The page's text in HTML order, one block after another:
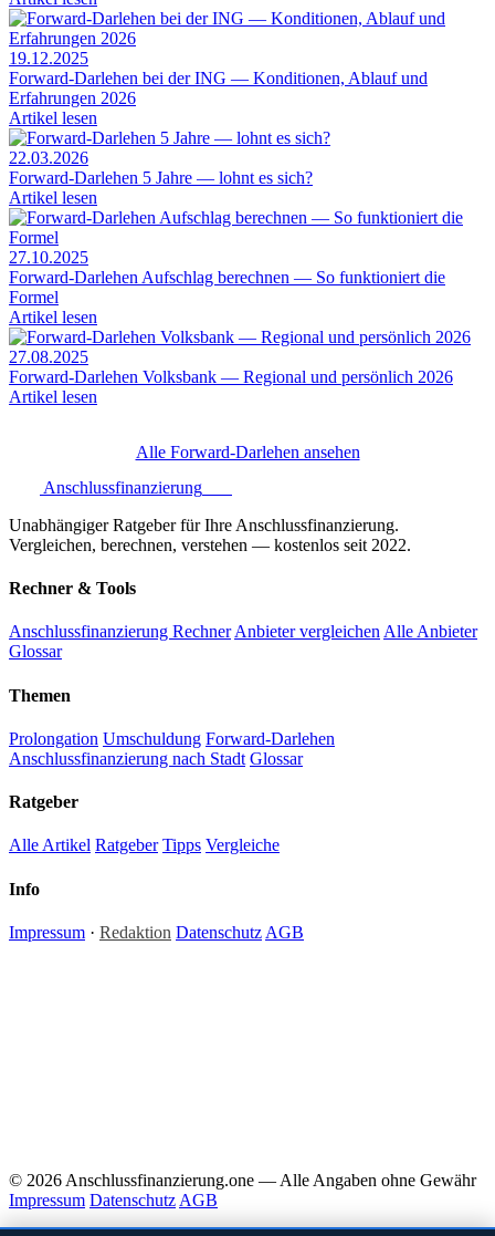
19.12.2025
Forward-Darlehen bei der ING — Konditionen, Ablauf und
Erfahrungen 2026
Artikel lesen
22.03.2026
Forward-Darlehen 5 Jahre — lohnt es sich?
Artikel lesen
27.10.2025
Forward-Darlehen Aufschlag berechnen — So funktioniert die
Formel
Artikel lesen
27.08.2025
Forward-Darlehen Volksbank — Regional und persönlich 2026
Artikel lesen
Alle Forward-Darlehen ansehen
Anschlussfinanzierung
Unabhängiger Ratgeber für Ihre Anschlussfinanzierung.
Vergleichen, berechnen, verstehen — kostenlos seit 2022.
Rechner & Tools
Anschlussfinanzierung Rechner Anbieter vergleichen Alle Anbieter
Glossar
Themen
Prolongation Umschuldung Forward-Darlehen
Anschlussfinanzierung nach Stadt Glossar
Ratgeber
Alle Artikel Ratgeber Tipps Vergleiche
Info
Impressum · Redaktion Datenschutz AGB
© 2026 Anschlussfinanzierung.one — Alle Angaben ohne Gewähr
Impressum Datenschutz AGB